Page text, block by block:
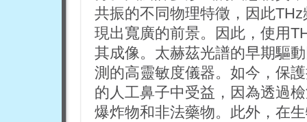
共振的不同物理特徵，因此
現出寬廣的前景。因此，使用
其成像。太赫茲光譜的早期驅
測的高靈敏度儀器。如今，保
的人工鼻子中受益，因為透過
爆炸物和非法藥物。此外，在